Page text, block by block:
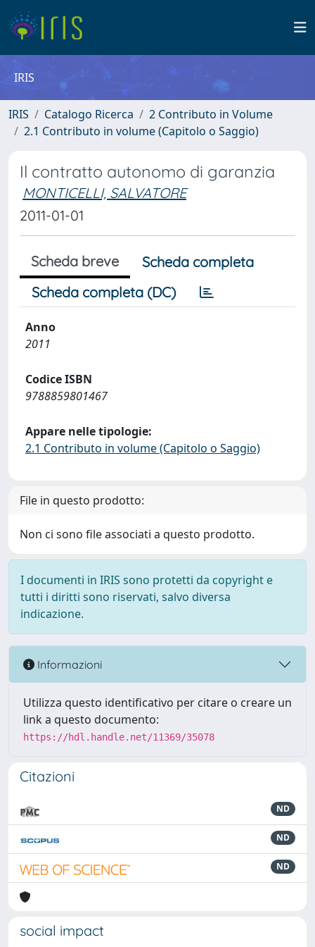
IRIS
IRIS Catalogo Ricerca
2 Contributo in Volume
2.1 Contributo in volume (Capitolo o Saggio)
Il contratto autonomo di garanzia
MONTICELLI, SALVATORE
2011-01-01
Scheda breve
Scheda completa
Scheda completa (DC)
Anno
2011
Codice ISBN
9788859801467
Appare nelle tipologie:
2.1 Contributo in volume (Capitolo o Saggio)
File in questo prodotto:
Non ci sono file associati a questo prodotto.
I documenti in IRIS sono protetti da copyright e
tutti i diritti sono riservati, salvo diversa
indicazione.
Informazioni
Utilizza questo identificativo per citare o creare un
link a questo documento:
https://hdl.handle.net/11369/35078
Citazioni
ND
ND
ND
social impact